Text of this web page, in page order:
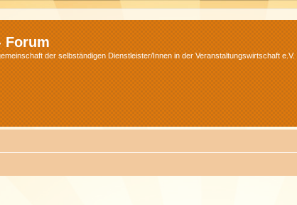
Forum
der selbständigen Dienstleister/Innen in der Veranstaltungswirtschaft e.V.